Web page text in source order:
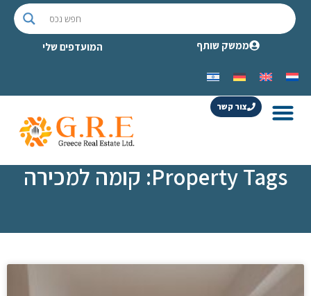
ממשק שותף המועדפים שלי
צור קשר
Property Tags: קומה למכירה